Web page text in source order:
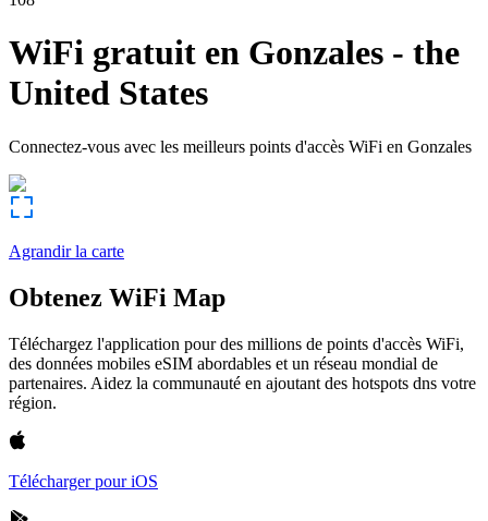
WiFi gratuit en Gonzales - the
United States
Connectez-vous avec les meilleurs points d'accès WiFi en Gonzales
Agrandir la carte
Obtenez WiFi Map
Téléchargez l'application pour des millions de points d'accès WiFi,
des données mobiles eSIM abordables et un réseau mondial de
partenaires. Aidez la communauté en ajoutant des hotspots dns votre
région.
Télécharger pour iOS